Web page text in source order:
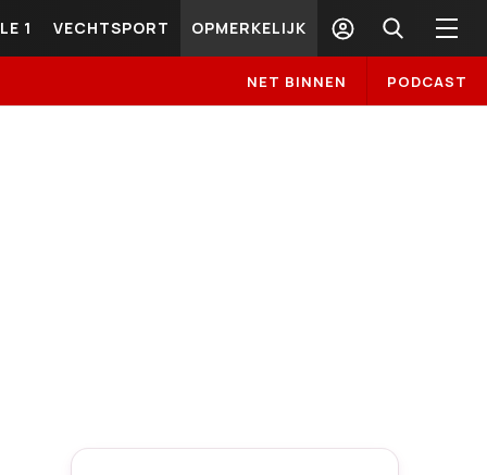
1 VECHTSPORT OPMERKELIJK
NET BINNEN PODCAST